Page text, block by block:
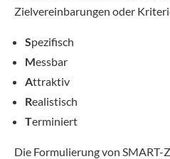
Zielvereinbarungen oder
Spezifisch
Messbar
Attraktiv
Realistisch
Terminiert
Die Formulierung von SMART-